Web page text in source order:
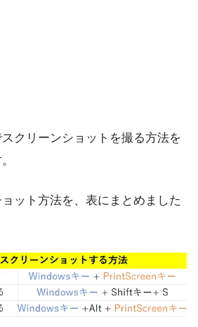
クリーンショットを撮る方法を
ット方法を、表にまとめました